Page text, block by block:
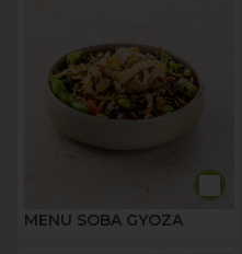
MENU SOBA GYOZA